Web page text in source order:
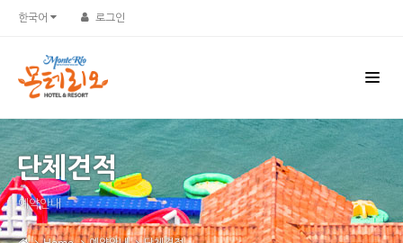
한국어 로그인
단체견적
예약안내
Sketchbook5, 스케치북5